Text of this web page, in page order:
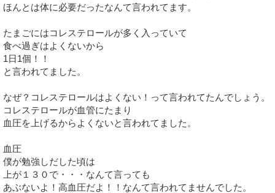
ほんとは体に必要だったなんて言われてます。
たまごにはコレステロールが多く入っていて
食べ過ぎはよくないから
1日1個！！
と言われてました。
なぜ？コレステロールはよくない！って言われてたんでしょう。
コレステロールが血管にたまり
血圧を上げるからよくないと言われてました。
血圧
僕が勉強しだした頃は
上が１３０で・・・なんて言っても
あぶないよ！高血圧だよ！！なんて言われてませんでした。